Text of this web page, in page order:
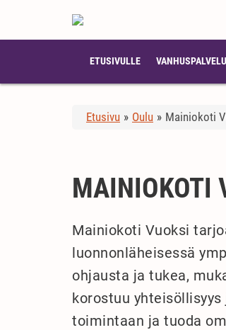
ETUSIVULLE
Etusivu » Oulu » Mainiokoti
MAINIOKOTI
Mainiokoti Vuoksi
luonnonläheisessä
ohjausta ja tukea,
korostuu
toimintaan ja tuoda